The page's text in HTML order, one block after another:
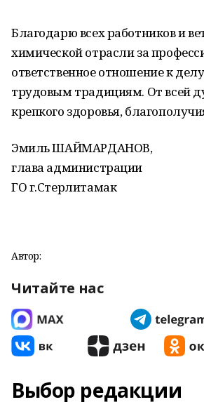
Благодарю всех работников и
химической отрасли за
ответственное отношение к
трудовым традициям. От всей
крепкого здоровья,
Эмиль ШАЙМАРДАНОВ,
глава администрации
ГО г.Стерлитамак
Автор:
Читайте нас
Выбор редакции